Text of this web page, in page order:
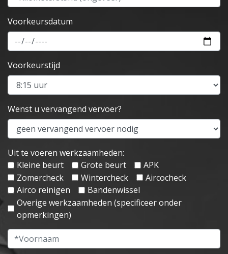
Voorkeursdatum
Voorkeurstijd
Wenst u vervangend vervoer?
Uit te voeren werkzaamheden:
Kleine beurt
Grote beurt
APK
Zomercheck
Wintercheck
Aircocheck
Airco reinigen
Bandenwissel
Overige werkzaamheden (specificeer onder
opmerkingen)
Voornaam